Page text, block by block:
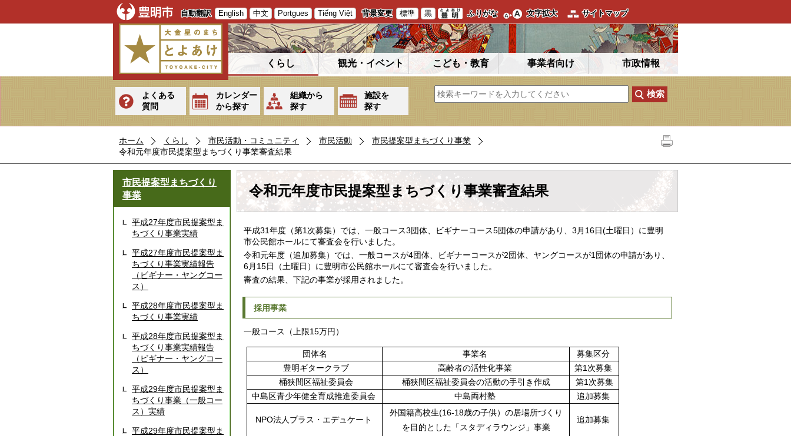
自動翻訳 English 中文 Portgues Tiếng Việt 背景変更 標準 黒 ふりがな 文字拡大 サイトマップ
くらし 観光・イベント こども・教育 事業者向け 市政情報
よくある
質問
カレンダー
から探す
組織から
探す
施設を
探す
ホーム くらし 市民活動・コミュニティ 市民活動
市民提案型まちづくり事業
令和元年度市民提案型まちづくり事業審査結果
市民提案型まちづくり
事業
平成27年度市民提案型ま
ちづくり事業実績
平成27年度市民提案型ま
ちづくり事業実績報告
（ビギナー・ヤングコー
ス）
平成28年度市民提案型ま
ちづくり事業実績
平成28年度市民提案型ま
ちづくり事業実績報告
（ビギナー・ヤングコー
ス）
平成29年度市民提案型ま
ちづくり事業（一般コー
ス）実績
平成29年度市民提案型ま
令和元年度市民提案型まちづくり事業審査結果
平成31年度（第1次募集）では、一般コース3団体、ビギナーコース5団体の申請があり、3月16日(土曜日）に豊明
市公民館ホールにて審査会を行いました。
令和元年度（追加募集）では、一般コースが4団体、ビギナーコースが2団体、ヤングコースが1団体の申請があり、
6月15日（土曜日）に豊明市公民館ホールにて審査会を行いました。
審査の結果、下記の事業が採用されました。
採用事業
一般コース（上限15万円）
団体名 事業名
募集区分
豊明ギタークラブ
高齢者の活性化事業
第1次募集
桶狭間区福祉委員会
桶狭間区福祉委員会の活動の手引き作成
第1次募集
中島区青少年健全育成推進委員会
中島両村塾 追加募集
NPO法人プラス・エデュケート
外国籍高校生(16-18歳の子供）の居場所づくり
を目的とした「スタディラウンジ」事業
追加募集